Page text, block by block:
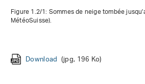
Figure 1.2/1: Sommes de neige tombée
MétéoSuisse).
Download (jpg, 196 Ko)
Download (jpg, 225 Ko)
Download (jpg, 227 Ko)
Download (jpg, 210 Ko)